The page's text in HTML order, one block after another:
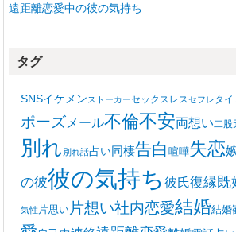
遠距離恋愛中の彼の気持ち
タグ
SNSイケメンストーカーセックスレスセフレタイ
ポーズ メール不倫不安両想い二股
別れ別れ話占い同棲告白 喧嘩失恋
の彼彼の気持ち 彼氏復縁既
気性 片思い 片想い社内恋愛結婚結婚